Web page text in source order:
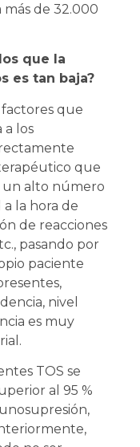
de 32.000
que la
es tan baja?
que
a los
que
un alto número
la hora de
de reacciones
pasando por
paciente
nivel
es muy
TOS se
al 95 %